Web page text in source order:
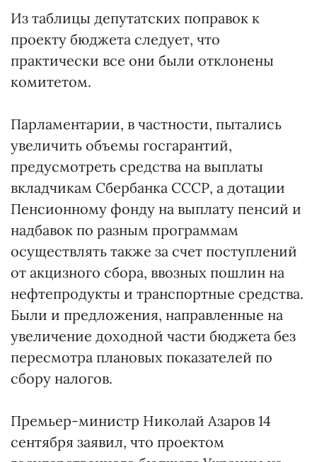
Из таблицы депутатских поправок к
проекту бюджета следует, что
практически все они были отклонены
комитетом.
Парламентарии, в частности, пытались
увеличить объемы госгарантий,
предусмотреть средства на выплаты
вкладчикам Сбербанка СССР, а дотации
Пенсионному фонду на выплату пенсий и
надбавок по разным программам
осуществлять также за счет поступлений
от акцизного сбора, ввозных пошлин на
нефтепродукты и транспортные средства.
Были и предложения, направленные на
увеличение доходной части бюджета без
пересмотра плановых показателей по
сбору налогов.
Премьер-министр Николай Азаров 14
сентября заявил, что проектом